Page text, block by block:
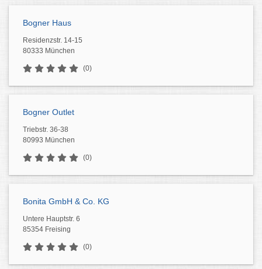
Bogner Haus
Residenzstr. 14-15
80333 München
(0)
Bogner Outlet
Triebstr. 36-38
80993 München
(0)
Bonita GmbH & Co. KG
Untere Hauptstr. 6
85354 Freising
(0)